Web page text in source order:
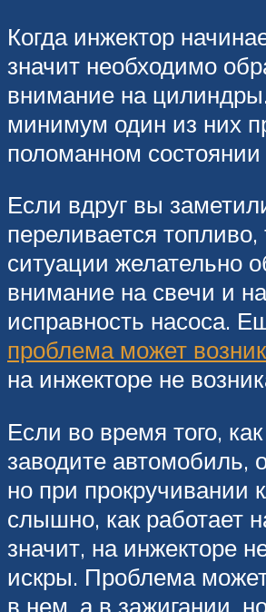
Когда инжектор
значит необходимо
внимание на
минимум один из них
поломанном состоянии
Если вдруг вы
переливается
ситуации желательно
внимание на свечи и на
исправность насоса.
проблема может
на инжекторе не
Если во время того,
заводите автомобиль,
но при прокручивании
слышно, как работает
значит, на инжекторе
искры. Проблема
в нем, а в зажигании,